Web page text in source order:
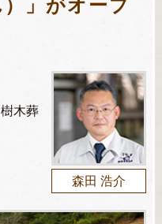
森田 浩介
木葬